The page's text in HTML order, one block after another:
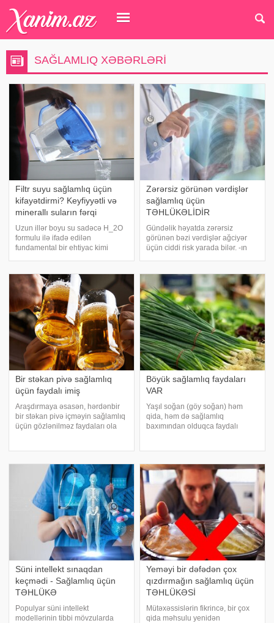
SAĞLAMLIQ XƏBƏRLƏRI
Filtr suyu sağlamlıq üçün
kifayətdirmi? Keyfiyyətli və
minerallı suların fərqi
Uzun illər boyu su sadəcə H_2O
formulu ilə ifadə edilən
fundamental bir ehtiyac kimi
bir cərəyan - "keyfiyyətli və
premium su" yanaşması ön plana
çıxır
Zərərsiz görünən vərdişlər
sağlamlıq üçün
TƏHLÜKƏLİDİR
Gündəlik həyatda zərərsiz
görünən bəzi vərdişlər ağciyər
üçün ciddi risk yarada bilər. -ın
kondisionerlərin təmizlənməməsi
və güclü kimyəvi təmizləyicilərdə
Bir stəkan pivə sağlamlıq
üçün faydalı imiş
Araşdırmaya əsasən, hərdənbir
bir stəkan pivə içməyin sağlamlıq
üçün gözlənilməz faydaları ola
qarşılaya bilir. Eyni effekt
alkoqolsu
Böyük sağlamlıq faydaları
VAR
Yaşıl soğan (göy soğan) həm
qida, həm də sağlamlıq
baxımından olduqca faydalı
etməlisiniz. . xəbər verir ki,
mütəxəssislər soğanı
Süni intellekt sınaqdan
keçmədi - Sağlamlıq üçün
TƏHLÜKƏ
Populyar süni intellekt
modellərinin tibbi mövzularda
Yeməyi bir dəfədən çox
qızdırmağın sağlamlıq üçün
TƏHLÜKƏSİ
Mütəxəssislərin fikrincə, bir çox
qida məhsulu yenidən